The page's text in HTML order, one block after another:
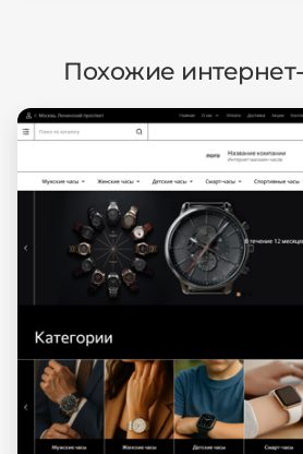
Похожие